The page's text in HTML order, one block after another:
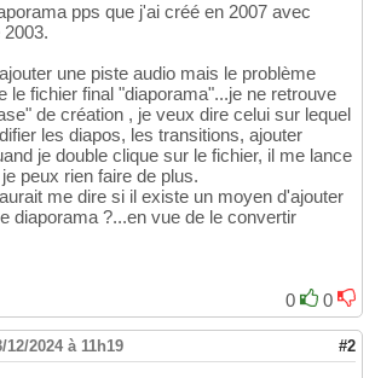
pps que j'ai créé en 2007 avec
une piste audio mais le problème
le fichier final "diaporama"...je ne retrouve
de création , je veux dire celui sur lequel
les diapos, les transitions, ajouter
je double clique sur le fichier, il me lance
peux rien faire de plus.
me dire si il existe un moyen d'ajouter
diaporama ?...en vue de le convertir
0
0
12/2024 à 11h19 #2